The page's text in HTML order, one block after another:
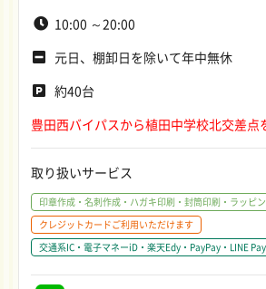
10:00 ～20:00
元日、棚卸日を除いて年中無休
約40台
豊田西バイパスから植田中学校北交差点
取り扱いサービス
印章作成・名刺作成・ハガキ印刷・封筒印刷・ラッピ
クレジットカードご利用いただけます
交通系IC・電子マネーiD・楽天Edy・PayPay・LINE Pay